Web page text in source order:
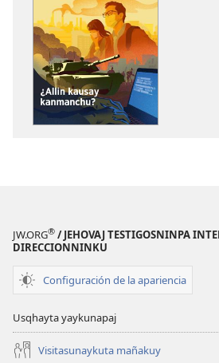
JW.ORG® / JEHOVAJ TESTIGOSNINPA
DIRECCIONNINKU
Configuración de la apariencia
Usqhayta yaykunapaj
Visitasunaykuta mañakuy